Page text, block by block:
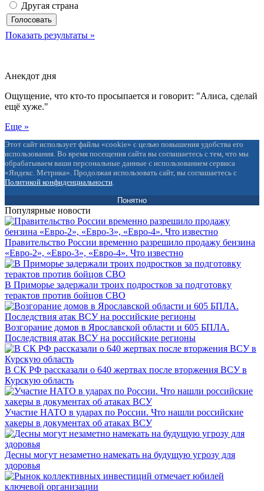
Другая страна
Показать результаты »
Анекдот дня
Ощущение, что кто-то просыпается и говорит: "Алиса, сделай
ещё хуже."
Еще »
Этот сайт использует файлы «cookie» с целью повышения удобства его
использования. Во время посещения сайта вы соглашаетесь с тем, что мы
обрабатываем ваши персональные данные с использованием сервиса
«Яндекс. Метрика». Продолжая использовать сайт, вы соглашаетесь с
Политикой конфиденциальности.
Понятно
Популярные новости
Правительство России временно разрешило продажу бензина
«Евро-2», «Евро-3», «Евро-4». Что известно
В Приморье задержали троих подростков за подготовку
терактов против бойцов СВО
Возгорание домов в Ярославской области и 605 БПЛА.
Последствия атак ВСУ на российские регионы
В СК РФ рассказали о 640 жертвах после вторжения ВСУ в
Курскую область
Участие НАТО в ударах по России. Что нашли российские
хакеры в документах об атаках ВСУ
Десны могут незаметно намекать на будущую угрозу для
здоровья